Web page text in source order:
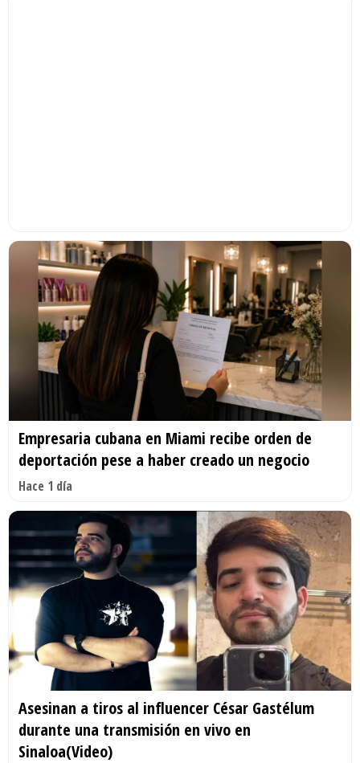
Empresaria cubana en Miami recibe orden de
deportación pese a haber creado un negocio
Hace 1 día
Asesinan a tiros al influencer César Gastélum
durante una transmisión en vivo en
Sinaloa(Video)